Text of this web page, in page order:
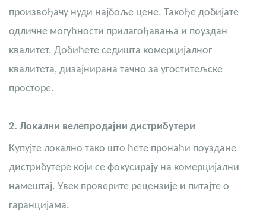
произвођачу нуди најбоље цене. Такође добијате
одличне могућности прилагођавања и поуздан
квалитет. Добићете седишта комерцијалног
квалитета, дизајнирана тачно за угоститељске
просторе.
2. Локални велепродајни дистрибутери
Купујте локално тако што ћете пронаћи поуздане
дистрибутере који се фокусирају на комерцијални
намештај. Увек проверите рецензије и питајте о
гаранцијама.